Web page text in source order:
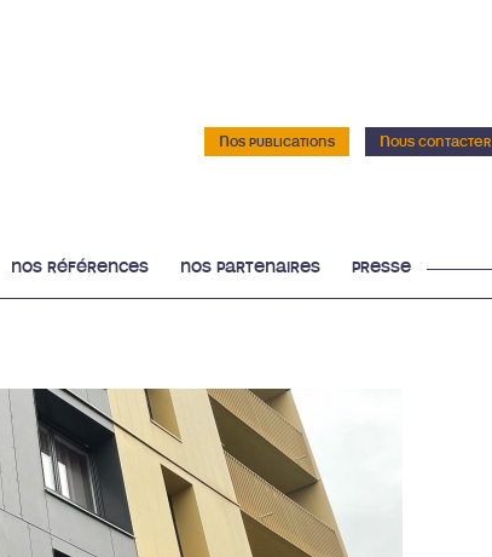
Nos publications Nous contacter
nos références nos partenaires presse